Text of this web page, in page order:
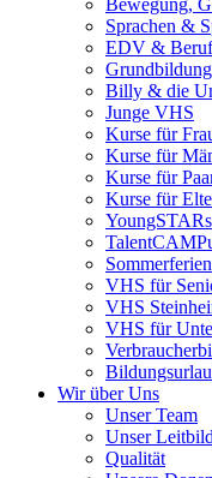
Bewegung,
Sprachen &
EDV & Beruf
Billy & die
Junge VHS
Kurse für
Kurse für
Kurse für
Kurse für
YoungSTARs
VHS für
VHS
VHS für
Wir über Uns
Unser Team
Unser Leitbild
Qualität